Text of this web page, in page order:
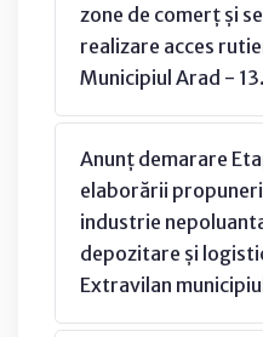
zone de comerț și
realizare acces
Municipiul Arad -
Anunț demarare
elaborării
industrie
depozitare și
Extravilan